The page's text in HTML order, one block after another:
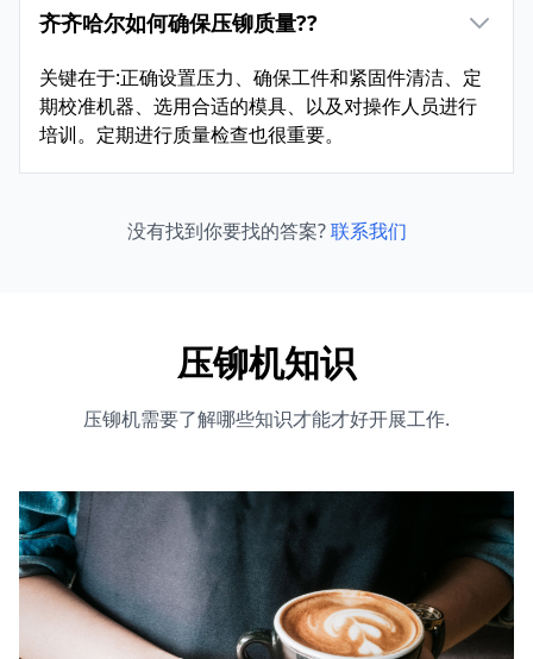
齐齐哈尔如何确保压铆质量??
关键在于:正确设置压力、确保工件和紧固件清洁、定
期校准机器、选用合适的模具、以及对操作人员进行
培训。定期进行质量检查也很重要。
没有找到你要找的答案?联系我们
压铆机知识
压铆机需要了解哪些知识才能才好开展工作.